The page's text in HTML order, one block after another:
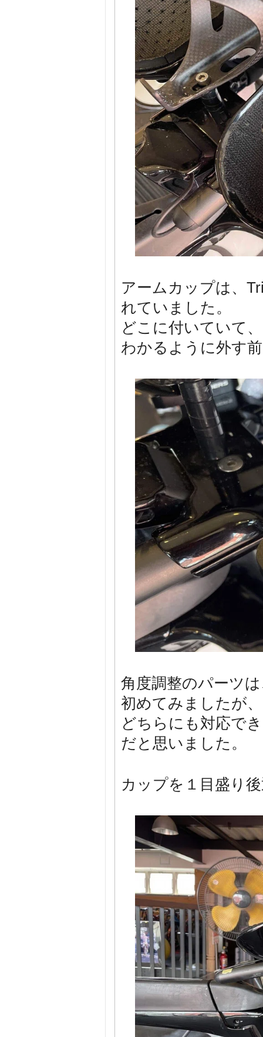
アームカップは、
れていました。
どこに付いていて
わかるように外す
角度調整のパーツ
初めてみましたが
どちらにも対応で
だと思いました。
カップを１目盛り